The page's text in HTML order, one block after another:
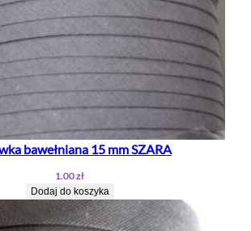
bawełniana 15 mm SZARA
1.00zł
Dodaj do koszyka